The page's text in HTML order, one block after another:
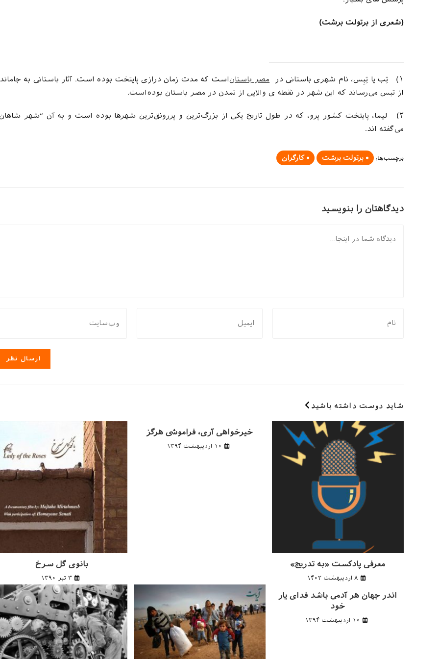
(شعری از برتولت برشت)
۱) تِب یا تِبِس، نام شهری باستانی در مصر باستاناست که مدت زمان درازی پایتخت بوده است. آثار باستانی به
از تبس می‌رساند که این شهر در نقطه ی والایی از تمدن در مصر باستان بوده‌است.
۲)
لیما، پایتخت کشور پرو، که در طول تاریخ یکی از بزرگ‌ترین و پررونق‌ترین شهرها بوده است و به آن “شهر
می‌گفته اند.
برچسب‌ها: برتولت برشت کارگران
دیدگاهتان را بنویسید
نظر
وارد
نظر
وب
شاید دوست داشته باشید
بانوی گل سرخ
۳ تیر ۱۳۹۰
خیرخواهی آری، فراموشی هرگز
۱۰ اردیبهشت ۱۳۹۴
معرفی پادکست «به تدریج»
۸ اردیبهشت ۱۴۰۲
اندر جهان هر آدمی باشد فدای یار
خود
۱۰ اردیبهشت ۱۳۹۴